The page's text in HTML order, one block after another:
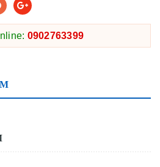
0902763399